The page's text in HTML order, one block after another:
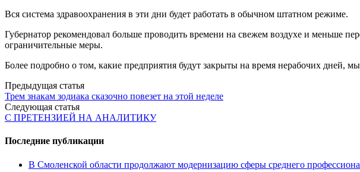
Вся система здравоохранения в эти дни будет работать в обычном штатном режиме.
Губернатор рекомендовал больше проводить времени на свежем воздухе и меньше
ограничительные меры.
Более подробно о том, какие предприятия будут закрыты на время нерабочих дней,
Post
navigation
Предыдущая статья
Трем знакам зодиака сказочно повезет на этой неделе
Следующая статья
С ПРЕТЕНЗИЕЙ НА АНАЛИТИКУ
Последние публикации
В Смоленской области продолжают модернизацию сферы среднего